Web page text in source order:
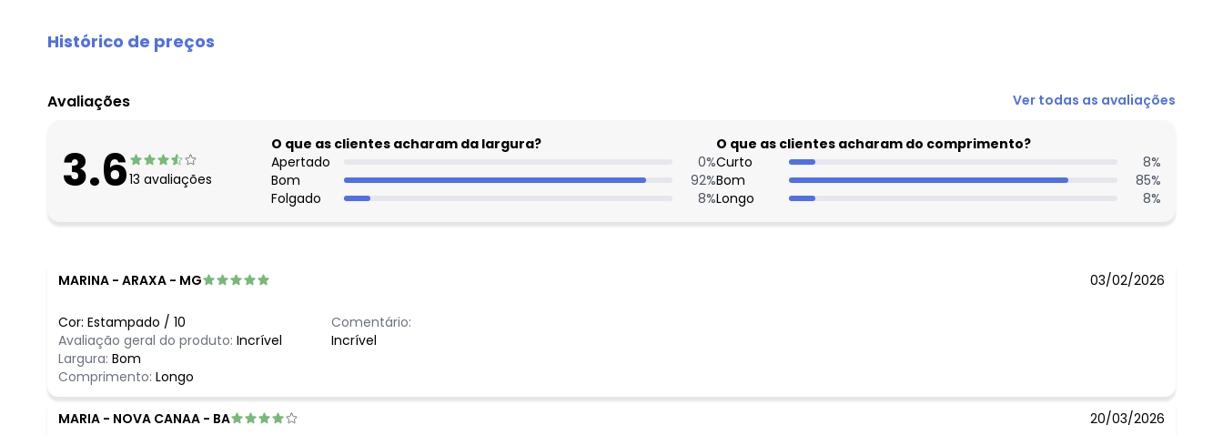
Histórico de preços
agosto/2026
N/D*
maio/2026 N/D*
abril/2026 R$ 37,96
R$ 37,96
fevereiro/2026 R$ 42,7
Avaliações Ver todas as avaliações
3.613 avaliações
O que as clientes acharam da largura?
Apertado
0%
Bom
92%
Folgado
8%
O que as clientes acharam do comprimento?
Curto
8%
Bom
85%
Longo
8%
MARINA - ARAXA - MG 03/02/2026
Cor: Estampado / 10
Avaliação geral do produto: Incrível
Largura: Bom
Comprimento: Longo
Comentário:
Incrível
MARIA - NOVA CANAA - BA 20/03/2026
Telefone
Ao enviar o cadastro, você concorda com a nossa
Privacidade